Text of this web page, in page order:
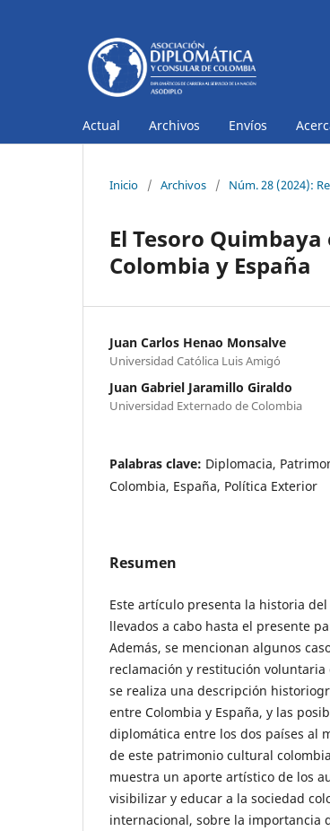
Actual Archivos Envíos
Inicio / Archivos / Núm. 28 (2024):
El Tesoro
Colombia y España
Juan Carlos Henao Monsalve
Universidad Católica Luis Amigó
Juan Gabriel Jaramillo Giraldo
Universidad Externado de Colombia
Palabras clave: Diplomacia,
Colombia, España, Política Exterior
Resumen
Este artículo presenta la historia
llevados a cabo hasta el presente
Además, se mencionan algunos
reclamación y restitución
se realiza una descripción
entre Colombia y España, y las
diplomática entre los dos países al
de este patrimonio cultural
muestra un aporte artístico de los
visibilizar y educar a la sociedad
internacional, sobre la importancia